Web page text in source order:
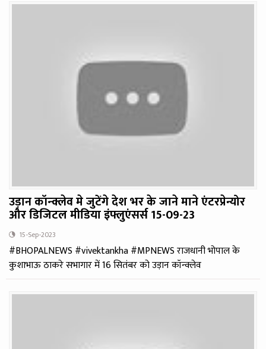
उड़ान कॉन्क्लेव मे जुटेंगे देश भर के जाने माने एंटरप्रेन्योर
और डिजिटल मीडिया इंफ्लुएंसर्स 15-09-23
15-Sep-2023
#BHOPALNEWS #vivektankha #MPNEWS राजधानी भोपाल के
कुशाभाऊ ठाकरे सभागार में 16 सितंबर को उड़ान कॉन्क्लेव